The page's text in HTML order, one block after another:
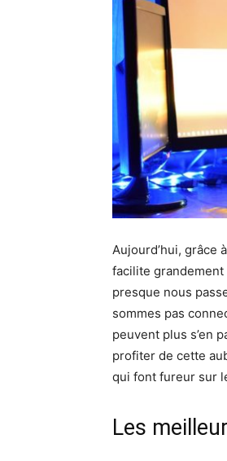
Aujourd’hui, grâce
facilite grandement
presque nous
sommes pas
peuvent plus s’en
profiter de cette
qui font fureur sur
Les